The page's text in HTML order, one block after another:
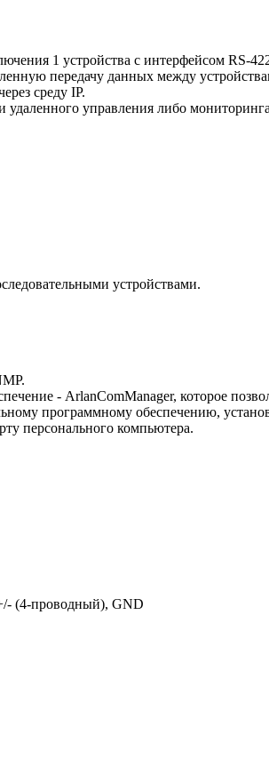
1 устройства с интерфейсом RS-
передачу данных между
среду IP.
управления либо
устройствами.
- ArlanComManager, которое
программному обеспечению,
персонального компьютера.
(4-проводный), GND